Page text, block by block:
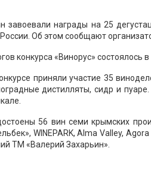
завоевали награды на 25
Об этом сообщают
конкурса «Винорус» состоялось
приняли участие 35
дистилляты, сидр и
56 вин семи крымских
WINEPARK, Alma Valley,
ТМ «Валерий Захарьин».